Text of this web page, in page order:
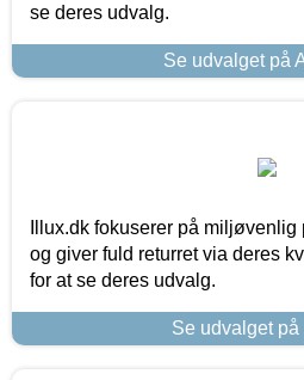
se deres udvalg.
Se udvalget på
Illux.dk fokuserer på
og giver fuld returret via deres
for at se deres udvalg.
Se udvalget på